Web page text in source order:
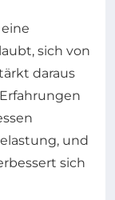
sich von
daraus
und
sich